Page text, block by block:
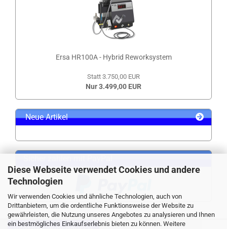
Diese Webseite verwendet Cookies und andere
Technologien
Wir verwenden Cookies und ähnliche Technologien, auch von
Drittanbietern, um die ordentliche Funktionsweise der Website zu
gewährleisten, die Nutzung unseres Angebotes zu analysieren und Ihnen
ein bestmögliches Einkaufserlebnis bieten zu können. Weitere
Ersa HR100A - Hybrid Reworksystem
Statt 3.750,00 EUR
Nur 3.499,00 EUR
Neue Artikel